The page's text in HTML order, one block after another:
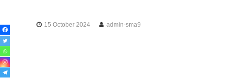
15 October 2024 admin-sma9